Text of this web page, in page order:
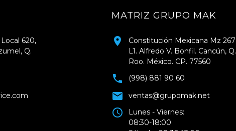
620,
Q.
MATRIZ GRUPO MAK
Constitución Mexicana Mz 267
L1. Alfredo V. Bonfil. Cancún, Q.
Roo. México. CP. 77560
(998) 881 90 60
ventas@grupomak.net
Lunes - Viernes:
08:30-18:00